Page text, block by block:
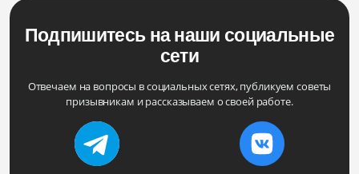
Подпишитесь на наши социальные
сети
Отвечаем на вопросы в социальных сетях, публикуем советы
призывникам и рассказываем о своей работе.